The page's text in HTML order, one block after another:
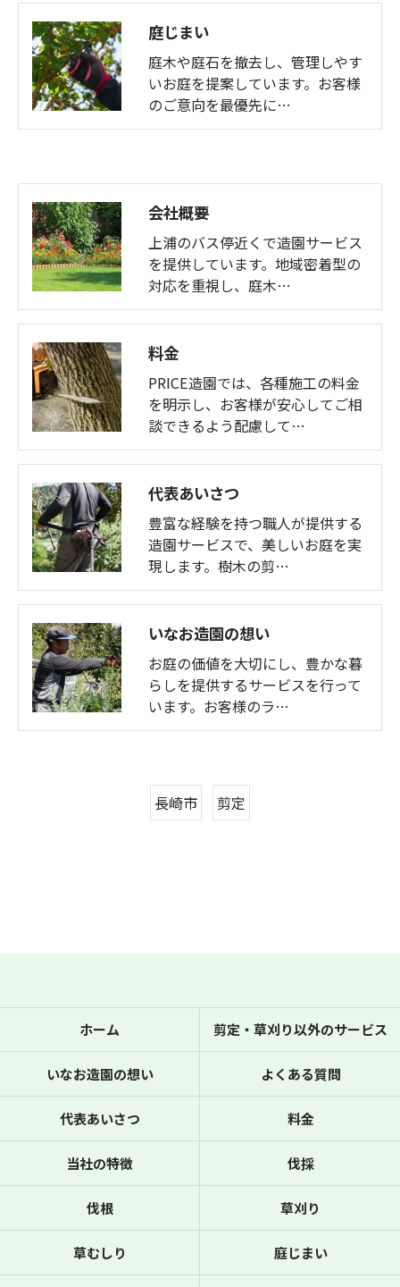
庭じまい
庭木や庭石を撤去し、管理しやす
いお庭を提案しています。お客様
のご意向を最優先に…
会社概要
上浦のバス停近くで造園サービス
を提供しています。地域密着型の
対応を重視し、庭木…
料金
PRICE造園では、各種施工の料金
を明示し、お客様が安心してご相
談できるよう配慮して…
代表あいさつ
豊富な経験を持つ職人が提供する
造園サービスで、美しいお庭を実
現します。樹木の剪…
いなお造園の想い
お庭の価値を大切にし、豊かな暮
らしを提供するサービスを行って
います。お客様のラ…
長崎市 剪定
ホーム 剪定・草刈り以外のサービス
いなお造園の想い よくある質問
代表あいさつ 料金
当社の特徴 伐採
伐根 草刈り
草むしり 庭じまい